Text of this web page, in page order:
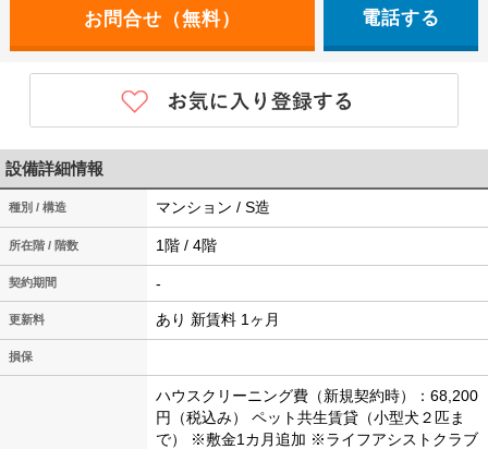
電話する
設備詳細情報
種別 / 構造 マンション / S造
所在階 / 階数 1階 / 4階
契約期間 -
更新料 あり 新賃料 1ヶ月
損保
ハウスクリーニング費（新規契約時）：68,200
円（税込み）
ペット共生賃貸（小型犬２匹ま
で）
※敷金1カ月追加 ※ライフアシストクラブ